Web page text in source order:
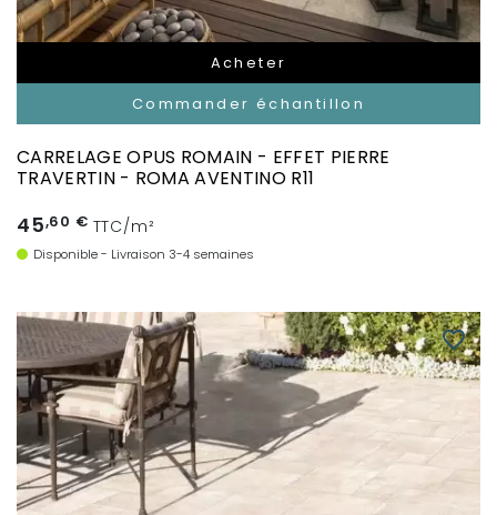
Acheter
Commander échantillon
CARRELAGE OPUS ROMAIN - EFFET PIERRE
TRAVERTIN - ROMA AVENTINO R11
45,60 € TTC/m²
Disponible - Livraison 3-4 semaines
favorite_border